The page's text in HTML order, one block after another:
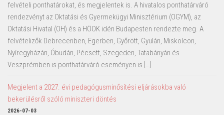
felvételi ponthatárokat, és megjelentek is. A hivatalos ponthatárváró
rendezvényt az Oktatási és Gyermekügyi Minisztérium (OGYM), az
Oktatási Hivatal (OH) és a HÖOK idén Budapesten rendezte meg. A
felvételizők Debrecenben, Egerben, Győrött, Gyulán, Miskolcon,
Nyíregyházán, Óbudán, Pécsett, Szegeden, Tatabányán és
Veszprémben is ponthatárváró eseményen is […]
Megjelent a 2027. évi pedagógusminősítési eljárásokba való
bekerülésről szóló miniszteri döntés
2026-07-03